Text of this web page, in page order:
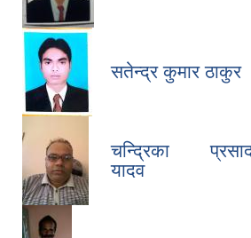
सतेन्द्र कुमार ठाकुर
चन्द्रिका
यादव